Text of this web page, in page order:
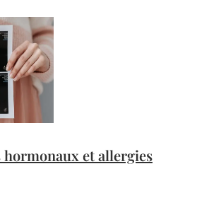
hormonaux et allergies